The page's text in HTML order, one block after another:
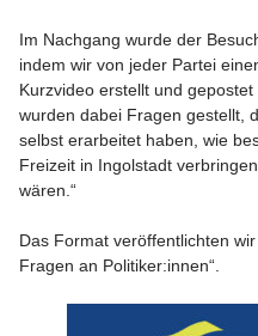
Im Nachgang wurde der
indem wir von jeder Partei
Kurzvideo erstellt und
wurden dabei Fragen gestellt,
selbst erarbeitet haben, wie
Freizeit in Ingolstadt
wären.“
Das Format veröffentlichten
Fragen an Politiker:innen“.